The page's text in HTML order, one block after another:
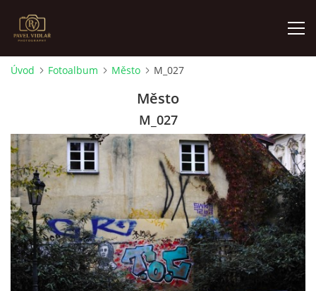
O MNĚ
AKTUALITY
VÝSTAVY
Úvod Fotoalbum Město M_027
Město
M_027